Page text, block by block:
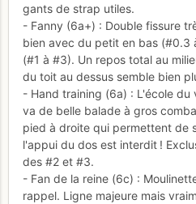
gants de strap utiles.
- Fanny (6a+) : Double fissure
bien avec du petit en bas (#0.3
(#1 à #3). Un repos total au
du toit au dessus semble bien
- Hand training (6a) : L'école du
va de belle balade à gros
pied à droite qui permettent de
l'appui du dos est interdit !
des #2 et #3.
- Fan de la reine (6c) :
rappel. Ligne majeure mais